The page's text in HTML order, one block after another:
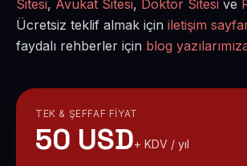
Sitesi, Avukat Sitesi, Doktor Sitesi ve
Ücretsiz teklif almak için iletişim
faydalı rehberler için blog
TEK & ŞEFFAF FIYAT
50 USD+ KDV / yıl